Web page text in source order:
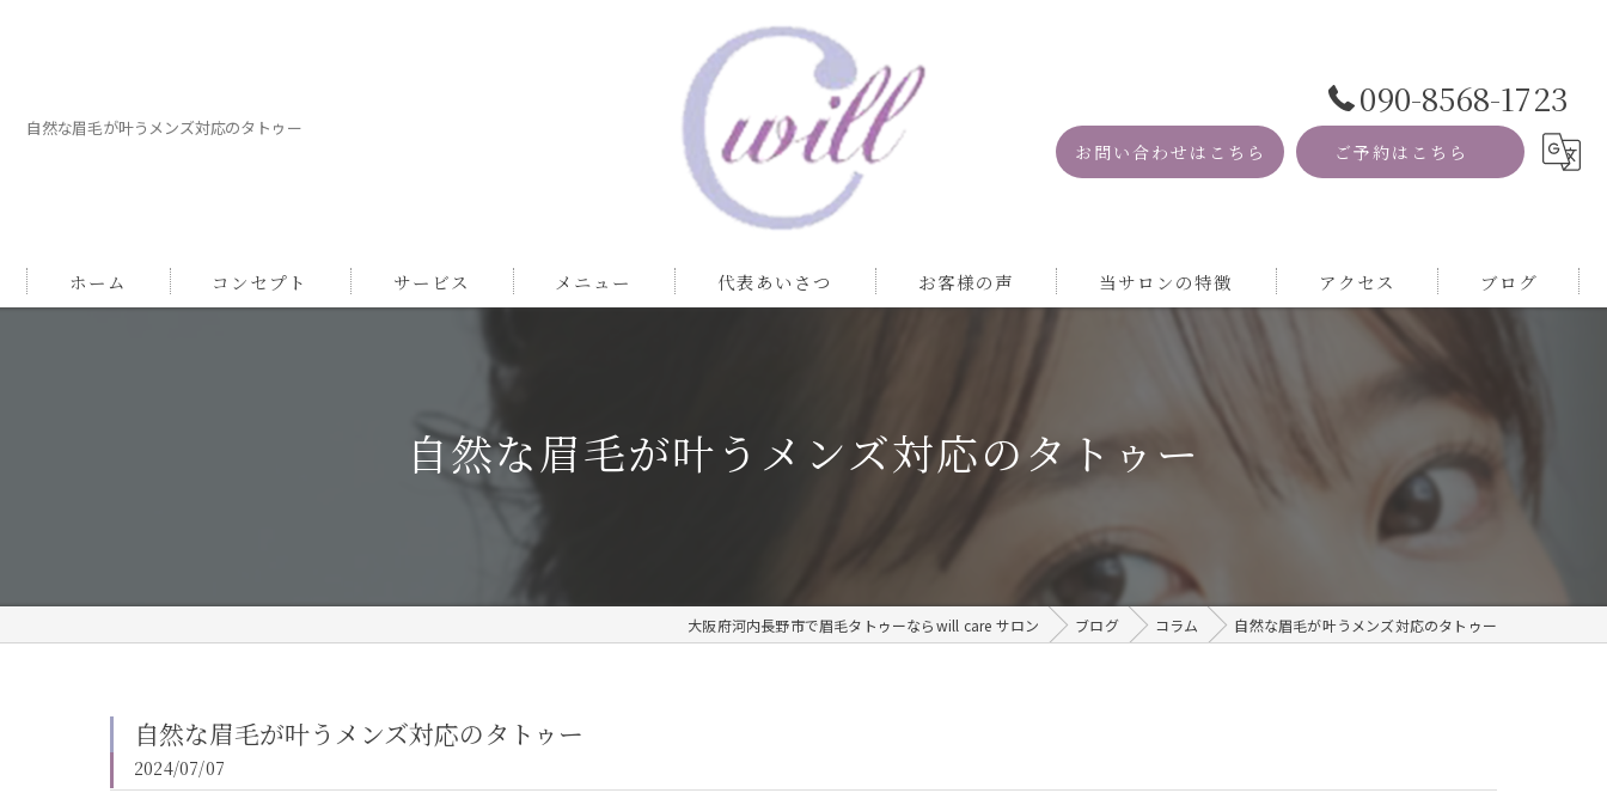
自然な眉毛が叶うメンズ対応のタトゥー
090-8568-1723
お問い合わせはこちら ご予約はこちら
ホーム コンセプト サービス メニュー 代表あいさつ お客様の声 当サロンの特徴
自然
メンズ
アクセス ブログ
自然な眉毛が叶うメンズ対応のタトゥー
大阪府河内長野市で眉毛タトゥーならwill care サロン ブログ コラム 自然な眉毛が叶うメンズ対応のタトゥー
自然な眉毛が叶うメンズ対応のタトゥー
2024/07/07